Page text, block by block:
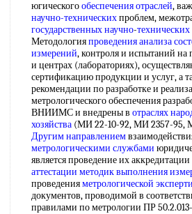
югическогообеспечения отраслей,
научно-техническихпроблем,
государственных научно-
Методологияпроведения анализа
измерений, контроля и испытаний на
и центрах (лабораториях),
сертификацию продукции и услуг, а
рекомендации по разработке и
метрологического обеспечения
ВНИИМС и внедрены в отраслях
хозяйства (МИ 22-10-92, МИ 2357-95,
Другим направлением
метрологическими службами
является проведение их
аттестации методик выполнения
проведенияметрологической
документов, проводимой в
правилами по метрологии ПР